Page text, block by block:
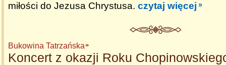
miłości do Jezusa Chrystusa. czytaj więcej
Bukowina Tatrzańska
Koncert z okazji Roku